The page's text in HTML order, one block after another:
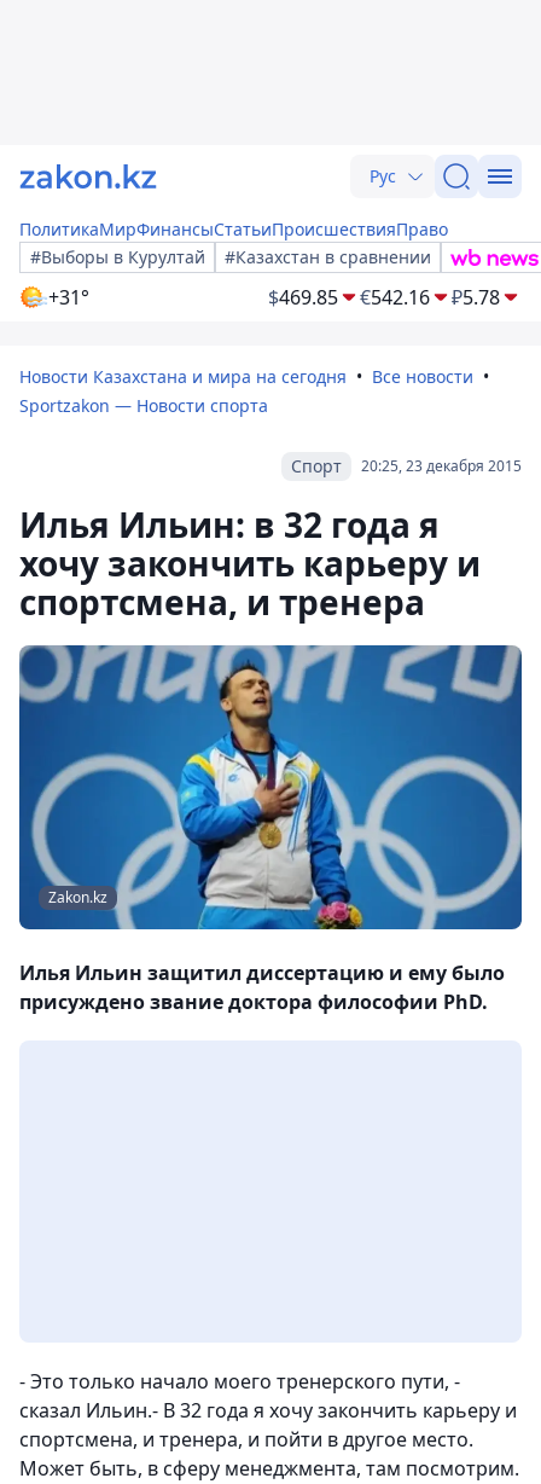
Рус
ПолитикаМирФинансыСтатьиПроисшествияПраво
#Выборы в Курултай
#Казахстан в сравнении
+31° $469.85 €542.16 ₽5.78
Новости Казахстана и мира на сегодня
Все новости
Sportzakon — Новости спорта
20:25, 23 декабря 2015
Спорт
Илья Ильин: в 32 года я
хочу закончить карьеру и
спортсмена, и тренера
Zakon.kz
Илья Ильин защитил диссертацию и ему было
присуждено звание доктора философии PhD.
- Это только начало моего тренерского пути, -
сказал Ильин.- В 32 года я хочу закончить карьеру и
спортсмена, и тренера, и пойти в другое место.
Может быть, в сферу менеджмента, там посмотрим.